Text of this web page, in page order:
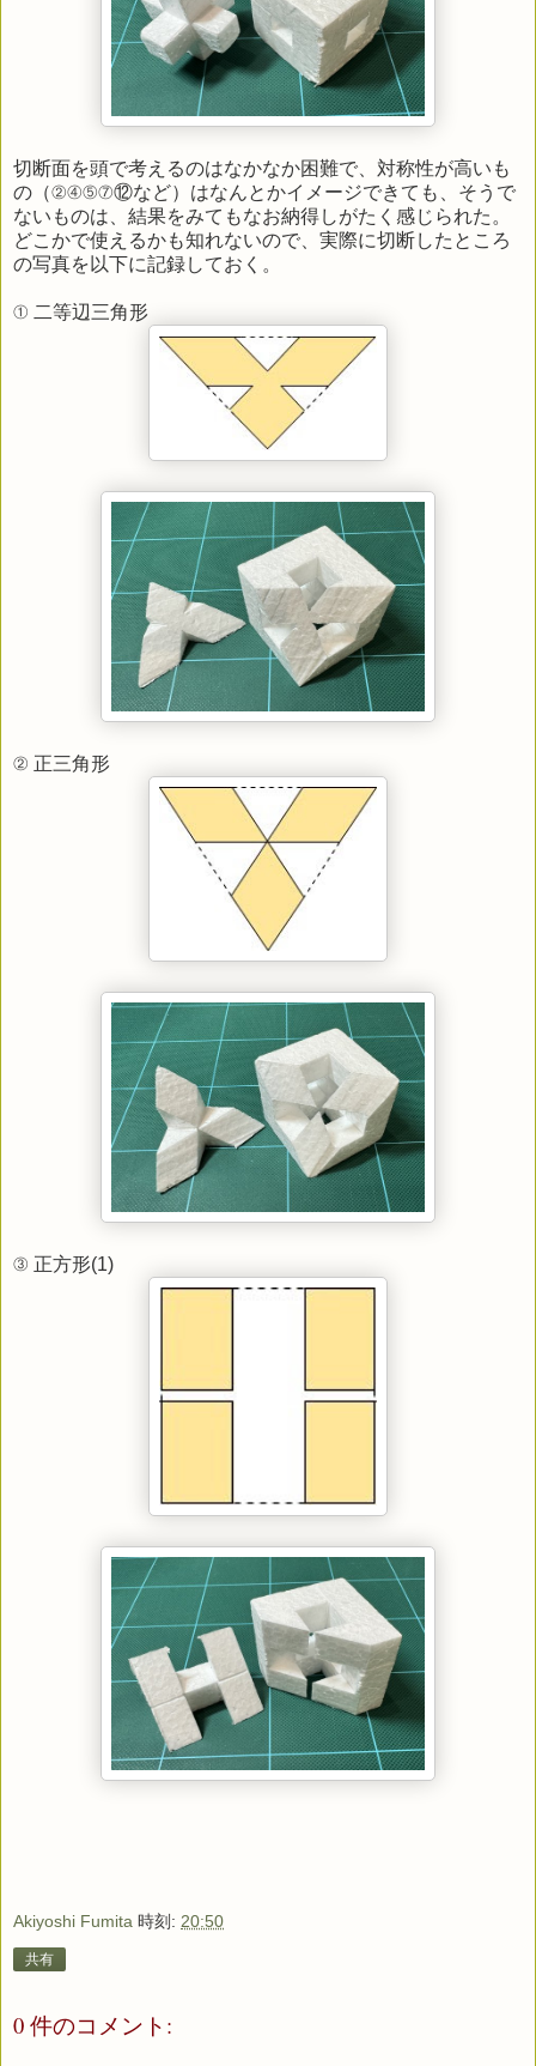
切断面を頭で考えるのはなかなか困難で、対称性が高いも
の（②④⑤⑦⑫など）はなんとかイメージできても、そうで
ないものは、結果をみてもなお納得しがたく感じられた。
どこかで使えるかも知れないので、実際に切断したところ
の写真を以下に記録しておく。
① 二等辺三角形
② 正三角形
③ 正方形(1)
Akiyoshi Fumita 時刻: 20:50
共有
0 件のコメント: